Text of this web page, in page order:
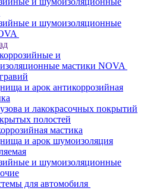
и шумоизоляционные
и
мастики NOVA
и арок антикоррозийная
и лакокрасочных покрытий
полостей
мастика
и арок шумоизоляция
и шумоизоляционные
для автомобиля